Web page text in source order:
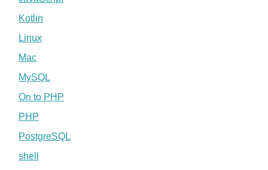
Kotlin
Linux
Mac
MySQL
On to PHP
PHP
PostgreSQL
shell